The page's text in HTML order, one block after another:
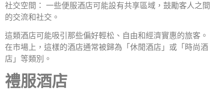
社交空間： 一些便服酒店可能設有共享區域，鼓勵客人之間
的交流和社交。
這類酒店可能吸引那些偏好輕松、自由和經濟實惠的旅客。
在市場上，這樣的酒店通常被歸為「休閒酒店」或「時尚酒
店」等類別。
禮服酒店